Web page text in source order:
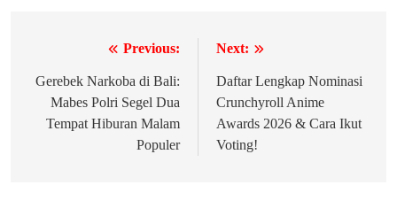
pos
Previous:
Gerebek Narkoba di Bali:
Mabes Polri Segel Dua
Tempat Hiburan Malam
Populer
Next:
Daftar Lengkap Nominasi
Crunchyroll Anime
Awards 2026 & Cara Ikut
Voting!